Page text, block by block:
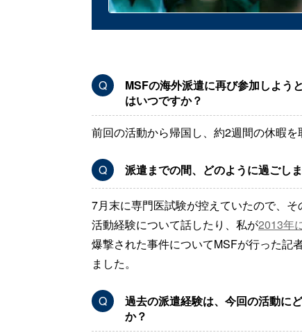
Q
MSFの海外派遣に再び参加しよう
はいつですか？
前回の活動から帰国し、約2週間の休暇を
Q 派遣までの間、どのように過ごし
7月末に専門医試験が控えていたので、
活動経験について話したり、私が2013年
爆撃された事件についてMSFが行った記
ました。
Q
過去の派遣経験は、今回の活動に
か？